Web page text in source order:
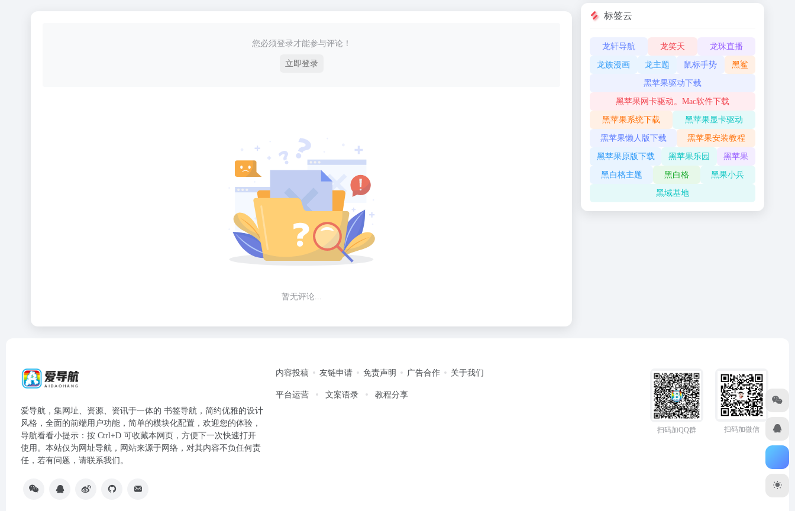
您必须登录才能参与评论！
立即登录
暂无评论...
标签云
龙轩导航 龙笑天 龙珠直播
龙族漫画 龙主题 鼠标手势 黑鲨
黑苹果驱动下载
黑苹果网卡驱动。Mac软件下载
黑苹果系统下载 黑苹果显卡驱动
黑苹果懒人版下载 黑苹果安装教程
黑苹果原版下载 黑苹果乐园 黑苹果
黑白格主题 黑白格 黑果小兵
黑域基地
爱导航，集网址、资源、资讯于一体的 书签导航，简约优雅的设计
风格，全面的前端用户功能，简单的模块化配置，欢迎您的体验，
导航看看小提示：按 Ctrl+D 可收藏本网页，方便下一次快速打开
使用。本站仅为网址导航，网站来源于网络，对其内容不负任何责
任，若有问题，请联系我们。
内容投稿 友链申请 免责声明 广告合作 关于我们
平台运营 文案语录 教程分享
扫码加QQ群 扫码加微信